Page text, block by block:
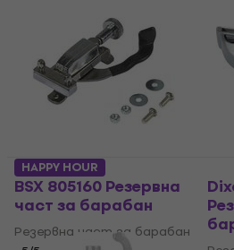
BSX 805160 Резервна
част за барабан
Резервна част за барабан
HAPPY HOUR